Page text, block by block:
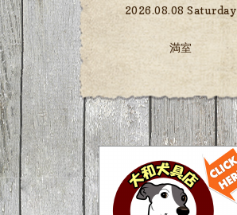
2026.08.08 Saturday
満室